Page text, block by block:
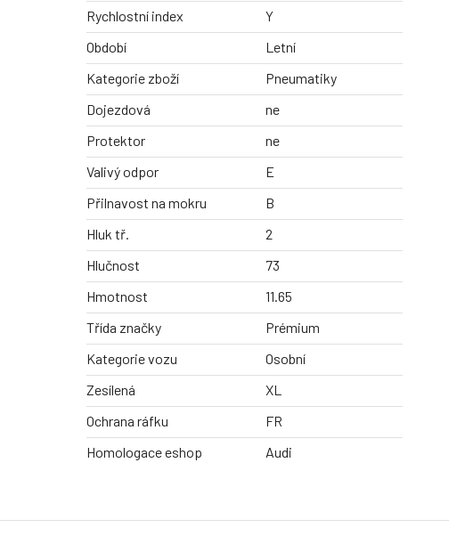
Rychlostní index
Y
Období
Letní
Kategorie zboží
Pneumatiky
Dojezdová
ne
Protektor
ne
Valivý odpor
E
Přilnavost na mokru
B
Hluk tř.
2
Hlučnost
73
Hmotnost
11.65
Třída značky
Prémium
Kategorie vozu
Osobní
Zesílená
XL
Ochrana ráfku
FR
Homologace eshop
Audi